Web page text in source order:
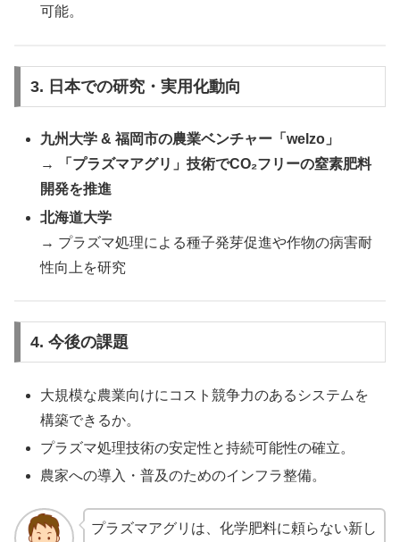
可能。
3. 日本での研究・実用化動向
九州大学 & 福岡市の農業ベンチャー「welzo」
→
「プラズマアグリ」技術でCO₂フリーの窒素肥料
開発を推進
北海道大学
→ プラズマ処理による種子発芽促進や作物の病害耐
性向上を研究
4. 今後の課題
大規模な農業向けにコスト競争力のあるシステムを
構築できるか。
プラズマ処理技術の安定性と持続可能性の確立。
農家への導入・普及のためのインフラ整備。
プラズマアグリは、化学肥料に頼らない新し